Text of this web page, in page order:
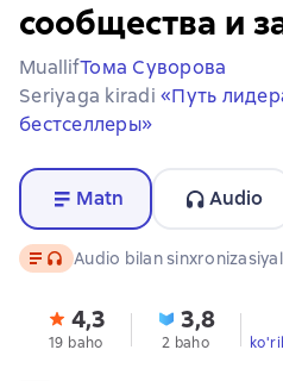
сообщества и
MuallifТома Суворова
Seriyaga kiradi «Путь
бестселлеры»
Matn Audio
Matn, audio format mavjud
Audio bilan
4,3
19 baho
3,8
2 baho